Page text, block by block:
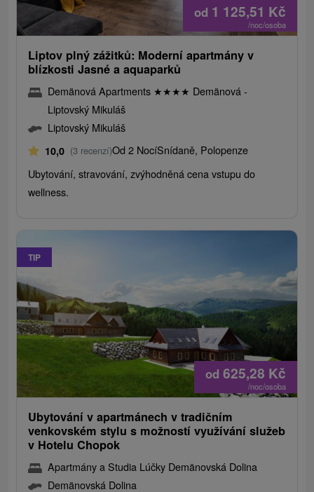
od 1 125,51 Kč
/noc/osoba
Liptov plný zážitků: Moderní apartmány v
blízkosti Jasné a aquaparků
Demänová Apartments ★★★★ Demänová -
Liptovský Mikuláš
Liptovský Mikuláš
10,0 (3 recenzí)Od 2 NocíSnídaně, Polopenze
Ubytování, stravování, zvýhodněná cena vstupu do
wellness.
TIP
od 625,28 Kč
/noc/osoba
Ubytování v apartmánech v tradičním
venkovském stylu s možností využívání služeb
v Hotelu Chopok
Apartmány a Studia Lúčky Demänovská Dolina
Demänovská Dolina